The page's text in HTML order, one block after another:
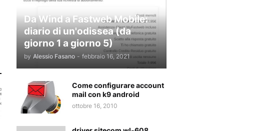
Da Wind a Fastweb Mobile:
diario di un'odissea (da
giorno 1 a giorno 5)
by Alessio Fasano - febbraio 16, 2021
Come configurare account
mail con k9 android
ottobre 16, 2010